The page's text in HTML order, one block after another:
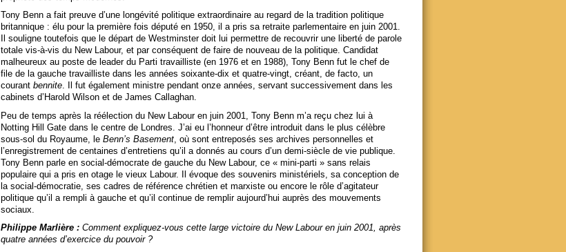
Tony Benn a fait preuve d’une longévité politique extraordinaire au regard de la tradition politique
britannique : élu pour la première fois député en 1950, il a pris sa retraite parlementaire en juin 2001.
Il souligne toutefois que le départ de Westminster doit lui permettre de recouvrir une liberté de parole
totale vis-à-vis du New Labour, et par conséquent de faire de nouveau de la politique. Candidat
malheureux au poste de leader du Parti travailliste (en 1976 et en 1988), Tony Benn fut le chef de
file de la gauche travailliste dans les années soixante-dix et quatre-vingt, créant, de facto, un
courant bennite. Il fut également ministre pendant onze années, servant successivement dans les
cabinets d’Harold Wilson et de James Callaghan.
Peu de temps après la réélection du New Labour en juin 2001, Tony Benn m’a reçu chez lui à
Notting Hill Gate dans le centre de Londres. J’ai eu l’honneur d’être introduit dans le plus célèbre
sous-sol du Royaume, le Benn’s Basement, où sont entreposés ses archives personnelles et
l’enregistrement de centaines d’entretiens qu’il a donnés au cours d’un demi-siècle de vie publique.
Tony Benn parle en social-démocrate de gauche du New Labour, ce « mini-parti » sans relais
populaire qui a pris en otage le vieux Labour. Il évoque des souvenirs ministériels, sa conception de
la social-démocratie, ses cadres de référence chrétien et marxiste ou encore le rôle d’agitateur
politique qu’il a rempli à gauche et qu’il continue de remplir aujourd’hui auprès des mouvements
sociaux.
Philippe Marlière :Comment expliquez-vous cette large victoire du New Labour en juin 2001, après
quatre années d’exercice du pouvoir ?